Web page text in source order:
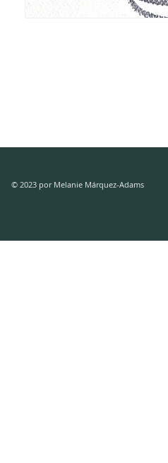
© 2023 por Melanie Márquez-Adams